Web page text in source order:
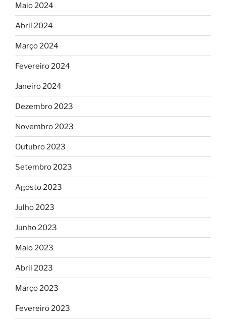
Maio 2024
Abril 2024
Março 2024
Fevereiro 2024
Janeiro 2024
Dezembro 2023
Novembro 2023
Outubro 2023
Setembro 2023
Agosto 2023
Julho 2023
Junho 2023
Maio 2023
Abril 2023
Março 2023
Fevereiro 2023